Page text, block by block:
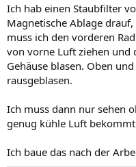
Ich hab einen Staubfilter
Magnetische Ablage
muss ich den vorderen
von vorne Luft ziehen und
Gehäuse blasen. Oben
rausgeblasen.
Ich muss dann nur sehen
genug kühle Luft
Ich baue das nach der